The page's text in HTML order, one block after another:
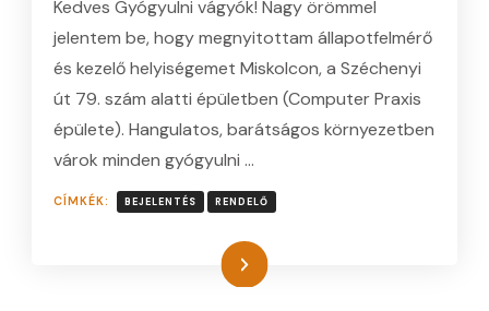
ÁLLAPOTFELMÉRŐ
KEZELŐ
HELYISÉGEMET
Kedves Gyógyulni vágyók! Nagy örömmel
jelentem be, hogy megnyitottam állapotfelmérő
és kezelő helyiségemet Miskolcon, a Széchenyi
út 79. szám alatti épületben (Computer Praxis
épülete). Hangulatos, barátságos környezetben
várok minden gyógyulni …
CÍMKÉK: BEJELENTÉS RENDELŐ
Tovább